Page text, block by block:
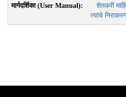
शेतकरी
त्यांचे